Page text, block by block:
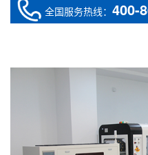
全国服务热线： 400-